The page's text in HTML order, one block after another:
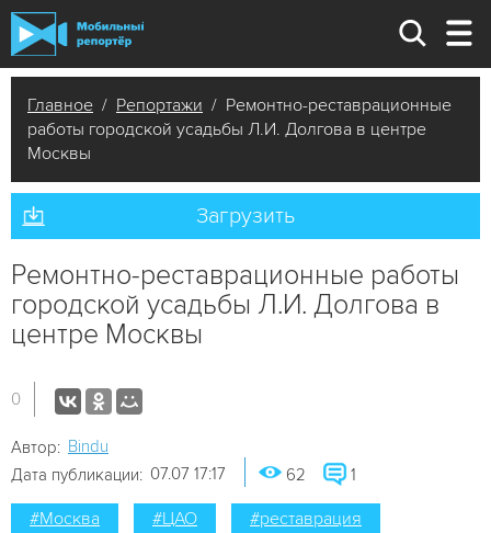
Главное / Репортажи / Ремонтно-реставрационные
работы городской усадьбы Л.И. Долгова в центре
Москвы
Загрузить
Ремонтно-реставрационные работы
городской усадьбы Л.И. Долгова в
центре Москвы
0
Автор: Bindu
Дата публикации: 07.07 17:17 62 1
#Москва #ЦАО #реставрация